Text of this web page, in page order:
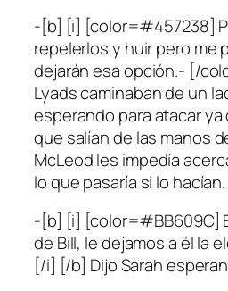
-[b] [i] [color=#457238]
repelerlos y huir pero me
dejarán esa opción.- [/
Lyads caminaban de un
esperando para atacar
que salían de las manos
McLeod les impedía
lo que pasaría si lo hacían.
-[b] [i] [color=#BB609C]
de Bill, le dejamos a él la
[/i] [/b] Dijo Sarah